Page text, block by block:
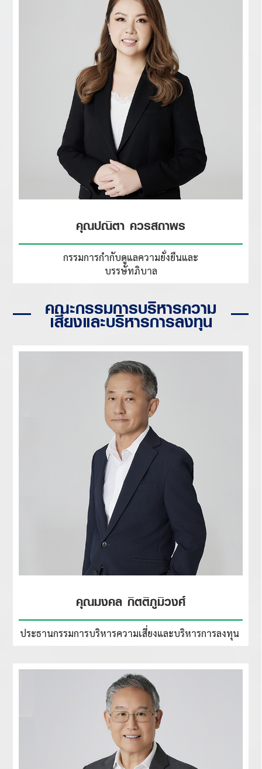
คุณปณิตา ควรสถาพร
กรรมการกำกับดูแลความยั่งยืนและ
บรรษัทภิบาล
คณะกรรมการบริหารความ
เสี่ยงและบริหารการลงทุน
คุณมงคล กิตติภูมิวงศ์
ประธานกรรมการบริหารความเสี่ยงและบริหารการลงทุน